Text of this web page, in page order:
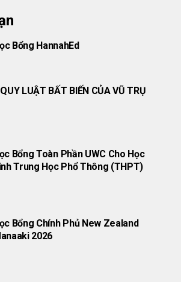
Bổng HannahEd
LUẬT BẤT BIẾN CỦA VŨ TRỤ
Bổng Toàn Phần UWC Cho Học
Trung Học Phổ Thông (THPT)
Bổng Chính Phủ New Zealand
2026